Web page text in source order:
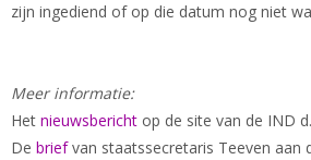
zijn ingediend of op die datum nog niet
Meer informatie:
Het nieuwsbericht op de site van de IND
De briefvan staatssecretaris Teeven aan